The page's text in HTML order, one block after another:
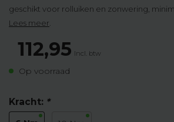
geschikt voor rolluiken en zonwering,
Lees meer
112,95 Incl. btw
Op voorraad
Kracht: *